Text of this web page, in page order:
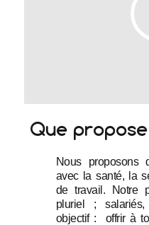
Que
Nous proposons
avec la santé, la
de travail. Notre
pluriel ;
objectif :  offrir à